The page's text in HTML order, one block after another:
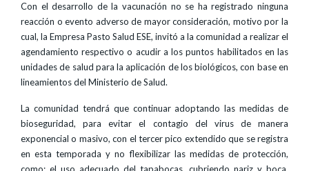
Con el desarrollo de la vacunación no se ha registrado ninguna
reacción o evento adverso de mayor consideración, motivo por la
cual, la Empresa Pasto Salud ESE, invitó a la comunidad a realizar el
agendamiento respectivo o acudir a los puntos habilitados en las
unidades de salud para la aplicación de los biológicos, con base en
lineamientos del Ministerio de Salud.
La comunidad tendrá que continuar adoptando las medidas de
bioseguridad, para evitar el contagio del virus de manera
exponencial o masivo, con el tercer pico extendido que se registra
en esta temporada y no flexibilizar las medidas de protección,